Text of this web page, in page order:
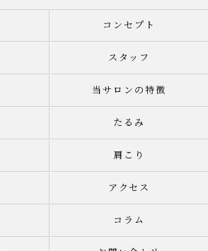
コンセプト
スタッフ
当サロンの特徴
たるみ
肩こり
アクセス
コラム